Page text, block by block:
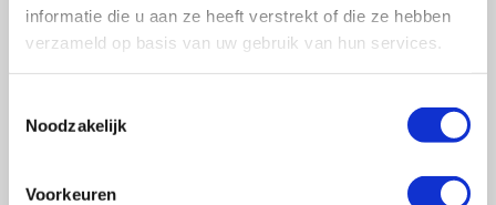
informatie die u aan ze heeft verstrekt of die ze hebben
verzameld op basis van uw gebruik van hun services.
Noodzakelijk
Voorkeuren
Vragen?
of bel ons op: